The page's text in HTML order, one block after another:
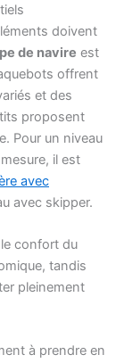
doivent
de navire est
offrent
et des
proposent
Pour un niveau
il est
avec
avec skipper.
confort du
tandis
pleinement
à prendre en